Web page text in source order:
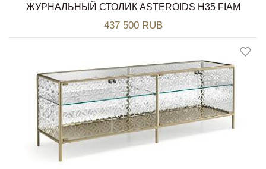
ЖУРНАЛЬНЫЙ СТОЛИК ASTEROIDS H35 FIAM
437 500 RUB